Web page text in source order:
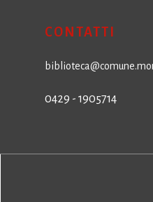
CONTATTI
0429 - 1905714